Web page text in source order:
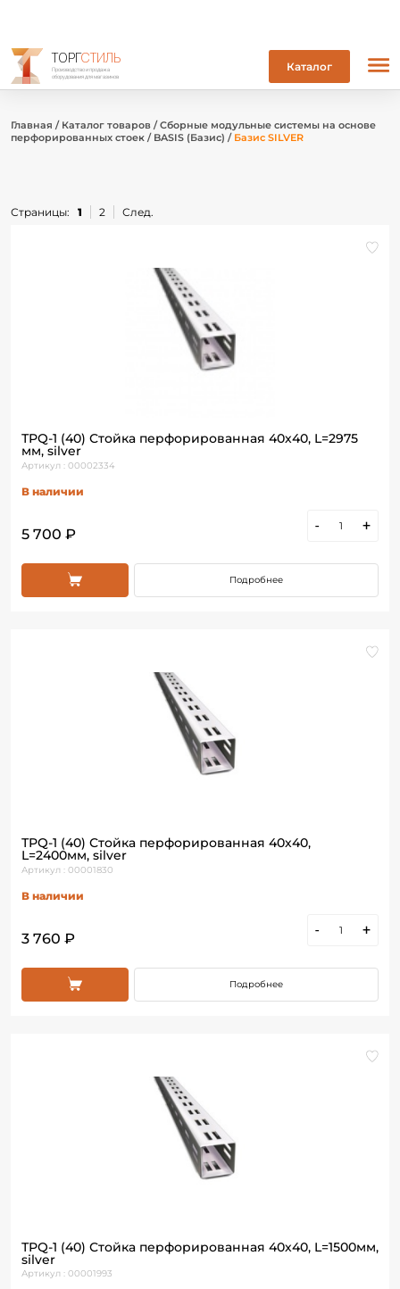
ТОРГСТИЛЬ
Производство и продажа
оборудования для магазинов
Каталог
Главная / Каталог товаров /Сборные модульные системы на основе
перфорированных стоек / BASIS (Базис) / Базис SILVER
Страницы: 1 2 След.
ТРQ-1 (40) Стойка перфорированная 40х40, L=2975
мм, silver
Артикул : 00002334
В наличии
5 700 ₽
- +
Подробнее
ТРQ-1 (40) Стойка перфорированная 40х40,
L=2400мм, silver
Артикул : 00001830
В наличии
3 760 ₽
- +
Подробнее
ТРQ-1 (40) Стойка перфорированная 40х40, L=1500мм,
silver
Артикул : 00001993